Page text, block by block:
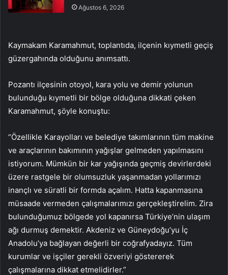
Ağustos 6, 2026
Kaymakam Karamahmut, toplantıda, ilçenin kıymetli geçiş
güzergahında olduğunu anımsattı.
Pozantı ilçesinin otoyol, kara yolu ve demir yolunun
bulunduğu kıymetli bir bölge olduğuna dikkati çeken
Karamahmut, şöyle konuştu:
“Özellikle Karayolları ve belediye takımlarının tüm makine
ve araçlarının bakımının yağışlar gelmeden yapılmasını
istiyorum. Mümkün bir kar yağışında geçmiş devirlerdeki
üzere rastgele bir olumsuzluk yaşanmadan yollarımızı
inançlı ve süratli bir formda açalım. Hatta kapanmasına
müsaade vermeden çalışmalarımızı gerçekleştirelim. Zira
bulunduğumuz bölgede yol kapanırsa Türkiye’nin ulaşım
ağı durmuş demektir. Akdeniz ve Güneydoğu’yu İç
Anadolu’ya bağlayan değerli bir coğrafyadayız. Tüm
kurumlar ve işçiler gerekli özveriyi göstererek
çalışmalarına dikkat etmelidirler.”